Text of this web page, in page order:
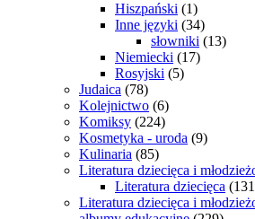
Hiszpański (1)
Inne języki (34)
słowniki (13)
Niemiecki (17)
Rosyjski (5)
Judaica (78)
Kolejnictwo (6)
Komiksy (224)
Kosmetyka - uroda (9)
Kulinaria (85)
Literatura dziecięca i
Literatura dziecięca
Literatura dziecięca i